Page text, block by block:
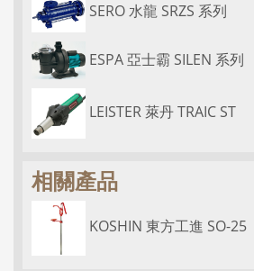
SERO 水龍 SRZS 系列
ESPA 亞士霸 SILEN 系列
LEISTER 萊丹 TRAIC ST
相關產品
KOSHIN 東方工進 SO-25